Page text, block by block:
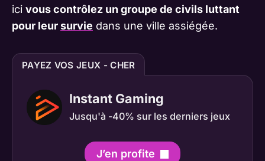
ici vous contrôlez un groupe de civils luttant
pour leursurvie dans une ville assiégée.
PAYEZ VOS JEUX - CHER
Instant Gaming
Jusqu'à -40% sur les derniers jeux
J’en profite